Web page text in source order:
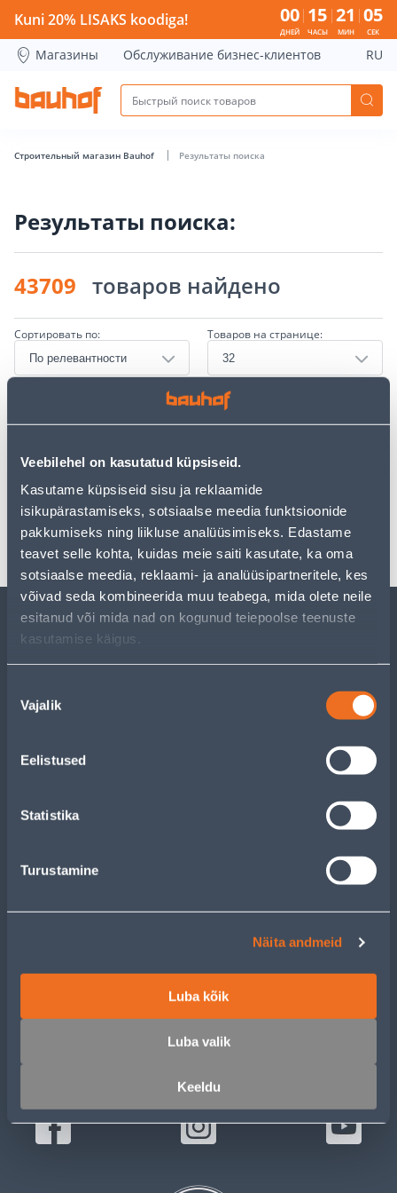
Veebilehel on kasutatud küpsiseid.
Kasutame küpsiseid sisu ja reklaamide
isikupärastamiseks, sotsiaalse meedia funktsioonide
pakkumiseks ning liikluse analüüsimiseks. Edastame
teavet selle kohta, kuidas meie saiti kasutate, ka oma
sotsiaalse meedia, reklaami- ja analüüsipartneritele, kes
võivad seda kombineerida muu teabega, mida olete neile
esitanud või mida nad on kogunud teiepoolse teenuste
kasutamise käigus.
valik
Vajalik
Eelistused
Statistika
Turustamine
Näita andmeid
Luba kõik
Luba valik
Keeldu
Страница поиска - Bauhof has loaded
Kuni 20% LISAKS koodiga! 00
ДНЕЙ
15
ЧАСЫ
21
МИН
05
СЕК
Магазины Обслуживание бизнес-клиентов RU
Строительный магазин Bauhof Результаты поиска
Результаты поиска:
43709 товаров найдено
Сортировать по: Товаров на странице:
Фильтровать товары
1 ... 1363 1364 1365 1366
ОБСЛУЖИВАНИЕ ЧАСТНЫХ КЛИЕНТОВ
klienditugi@bauhof.ee
МАГАЗИНЫ
БУМАЖНЫЙ КАТАЛОГ